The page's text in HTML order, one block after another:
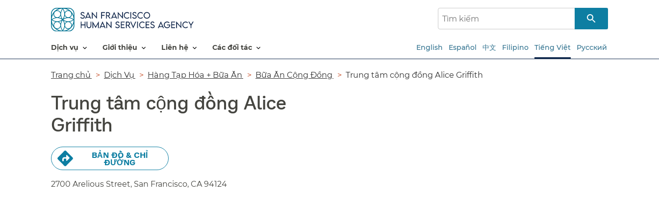
dịch vụ​​ giới thiệu​​ liên hệ​​ các đối tác​​ English Español 中文 Filipino Tiếng Việt Русский
Đường
dẫn​​
Trang chủ​​ Dịch Vụ​​ Hàng Tạp Hóa + Bữa Ăn​​ Bữa Ăn Cộng Đồng​​ Trung tâm cộng đồng Alice Griffith​​
Trung tâm cộng đồng Alice
Griffith​​
BẢN ĐỒ & CHỈ
ĐƯỜNG​​
2700 Arelious Street, San Francisco, CA 94124